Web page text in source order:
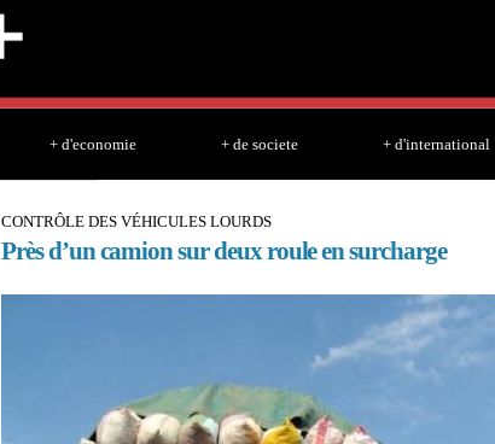
+ d'economie + de societe + d'international
CONTRÔLE DES VÉHICULES LOURDS
Près d’un camion sur deux roule en surcharge